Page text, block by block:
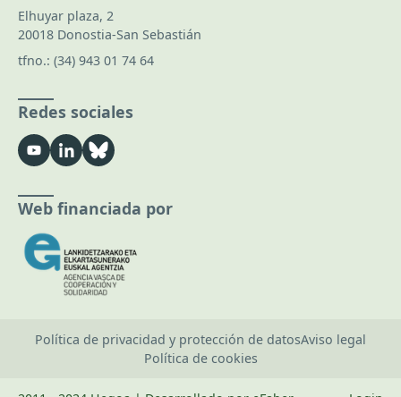
Elhuyar plaza, 2
20018 Donostia-San Sebastián
tfno.: (34) 943 01 74 64
Redes sociales
Web financiada por
Política de privacidad y protección de datosAviso legal
Política de cookies